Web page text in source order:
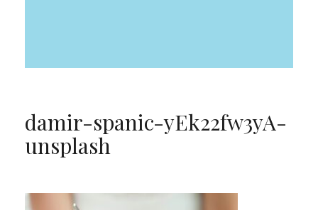
damir-spanic-yEk22fw3yA-
unsplash